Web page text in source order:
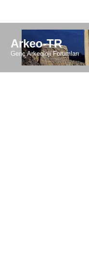
Arkeo-TR
Genç Arkeoloji Forumları